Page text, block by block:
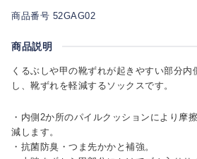
商品番号 52GAG02
商品説明
くるぶしや甲の靴ずれが起きやすい部分内
し、靴ずれを軽減するソックスです。
・内側2か所のパイルクッションにより摩
減します。
・抗菌防臭・つま先かかと補強。